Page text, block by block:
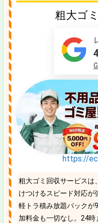
粗大ゴ
https://
粗大ゴミ回収サービスは
けつけるスピード対応が
軽トラ積み放題パックが
加料金も一切なし。24時